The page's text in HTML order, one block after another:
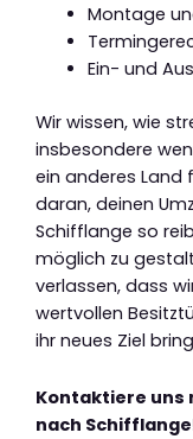
Montage
Ein- und
Wir wissen, wie
insbesondere
ein anderes Land
daran, deinen
Schifflange so
möglich zu
verlassen, dass
wertvollen
ihr neues Ziel
Kontaktiere uns
nach